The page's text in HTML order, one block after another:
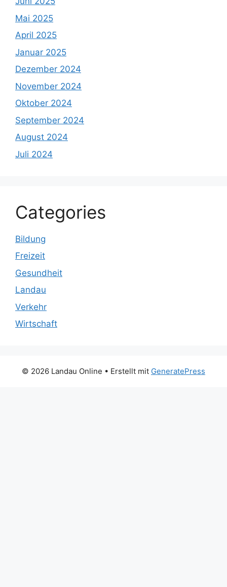
Mai 2025
April 2025
Januar 2025
Dezember 2024
November 2024
Oktober 2024
September 2024
August 2024
Juli 2024
Categories
Bildung
Freizeit
Gesundheit
Landau
Verkehr
Wirtschaft
© 2026 Landau Online • Erstellt mit GeneratePress